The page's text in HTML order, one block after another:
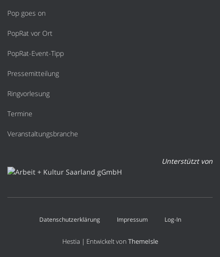
Pop goes on
PopRat vor Ort
PopRat-Event-Tipp
Pressemitteilung
Ringvorlesung
Termine
Veranstaltungsbranche
Unterstützt von
Datenschutzerklärung Impressum Log-In
Hestia | Entwickelt von ThemeIsle